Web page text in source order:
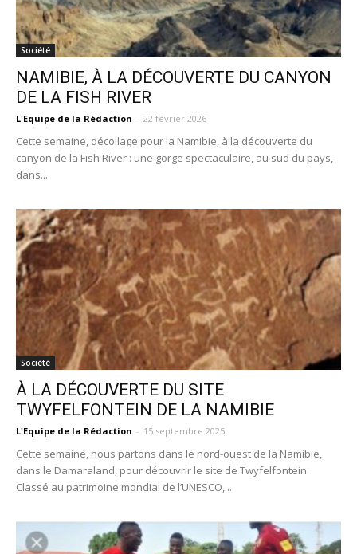
Société
NAMIBIE, À LA DÉCOUVERTE DU CANYON
DE LA FISH RIVER
L'Equipe de la Rédaction - 22 février 2026
Cette semaine, décollage pour la Namibie, à la découverte du
canyon de la Fish River : une gorge spectaculaire, au sud du pays,
dans...
Société
À LA DÉCOUVERTE DU SITE
TWYFELFONTEIN DE LA NAMIBIE
L'Equipe de la Rédaction - 15 septembre 2025
Cette semaine, nous partons dans le nord-ouest de la Namibie,
dans le Damaraland, pour découvrir le site de Twyfelfontein.
Classé au patrimoine mondial de l’UNESCO,...